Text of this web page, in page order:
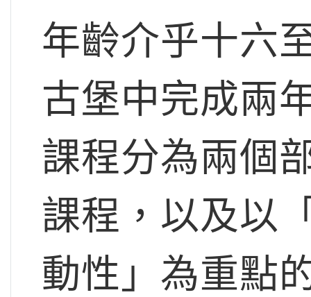
年齡介乎十六
古堡中完成兩
課程分為兩個
課程，以及以
動性」為重點